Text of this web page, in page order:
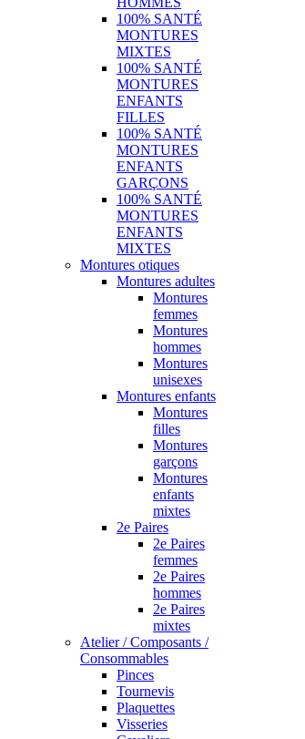
100% SANTÉ
MONTURES
MIXTES
100% SANTÉ
MONTURES
ENFANTS
FILLES
100% SANTÉ
MONTURES
ENFANTS
GARÇONS
100% SANTÉ
MONTURES
ENFANTS
MIXTES
Montures otiques
Montures adultes
Montures
femmes
Montures
hommes
Montures
unisexes
Montures enfants
Montures
filles
Montures
garçons
Montures
enfants
mixtes
2e Paires
2e Paires
femmes
2e Paires
hommes
2e Paires
mixtes
Atelier / Composants /
Consommables
Pinces
Tournevis
Plaquettes
Visseries